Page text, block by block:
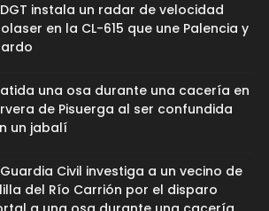
DGT instala un radar de velocidad
en la CL-615 que une Palencia y
una osa durante una cacería en
de Pisuerga al ser confundida
un jabalí
Civil investiga a un vecino de
del Río Carrión por el disparo